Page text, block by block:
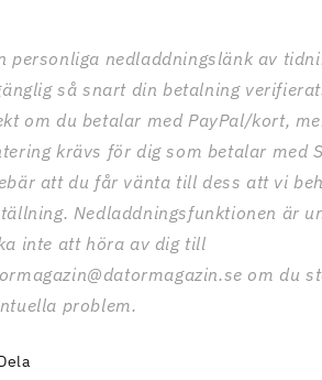
personliga nedladdningslänk av
så snart din betalning
om du betalar med PayPal/kort,
krävs för dig som betalar med
att du får vänta till dess att vi
Nedladdningsfunktionen är
inte att höra av dig till
om du
problem.